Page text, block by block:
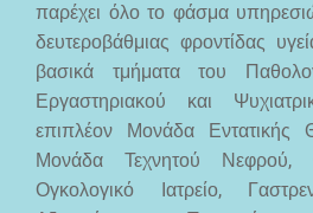
παρέχει όλο το φάσμα
δευτεροβάθμιας φροντίδας
βασικά τμήματα του
Εργαστηριακού και
επιπλέον Μονάδα Εντατικής
Μονάδα Τεχνητού Νεφρού,
Ογκολογικό Ιατρείο,